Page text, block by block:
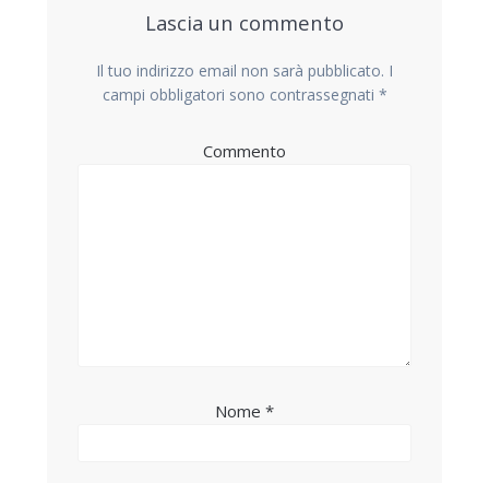
Lascia un commento
Il tuo indirizzo email non sarà pubblicato. I
campi obbligatori sono contrassegnati *
Commento
Nome *